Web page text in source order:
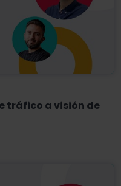
tráfico a visión de